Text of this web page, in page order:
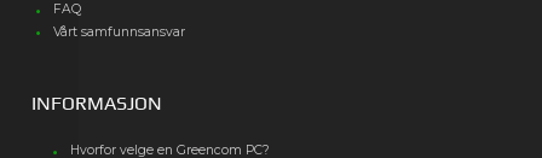
FAQ
Vårt samfunnsansvar
INFORMASJON
Hvorfor velge en Greencom PC?